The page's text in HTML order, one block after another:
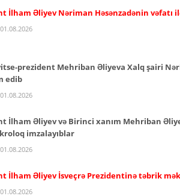
İlham Əliyev Nəriman Həsənzadənin vəfatı
prezident Mehriban Əliyeva Xalq şairi
edib
İlham Əliyev və Birinci xanım Mehriban
imzalayıblar
İlham Əliyev İsveçrə Prezidentinə təbrik